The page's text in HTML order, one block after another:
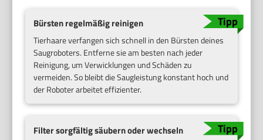
Bürsten regelmäßig reinigen
Tierhaare verfangen sich schnell in den Bürsten deines
Saugroboters. Entferne sie am besten nach jeder
Reinigung, um Verwicklungen und Schäden zu
vermeiden. So bleibt die Saugleistung konstant hoch und
der Roboter arbeitet effizienter.
Filter sorgfältig säubern oder wechseln